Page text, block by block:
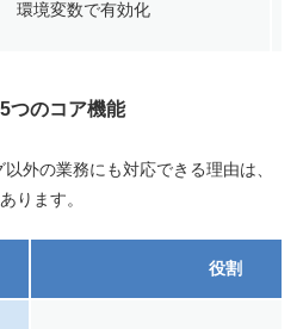
環境変数で有効化
つのコア機能
外の業務にも対応できる理由は、
ります。
役割